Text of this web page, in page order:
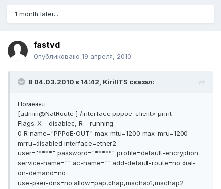
1 month later...
fastvd
Опубликовано 19 апреля, 2010
В 04.03.2010 в 14:42, KirillTS сказал:
Поменял
[admin@NatRouter] /interface pppoe-client> print
Flags: X - disabled, R - running
0 R name="PPPoE-OUT" max-mtu=1200 max-mru=1200
mrru=disabled interface=ether2
user="****" password="*****" profile=default-encryption
service-name="" ac-name="" add-default-route=no dial-
on-demand=no
use-peer-dns=no allow=pap,chap,mschap1,mschap2